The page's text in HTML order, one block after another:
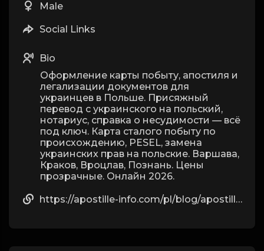
Male
Social Links
Bio
Оформление карты побыту, апостиля и
легализации документов для
украинцев в Польше. Присяжный
перевод с украинского на польский,
нотариус, справка о несудимости — всё
под ключ. Карта сталого побыту по
происхождению, PESEL, замена
украинских прав на польские. Варшава,
Краков, Вроцлав, Познань. Цены
прозрачные. Онлайн 2026.
https://apostille-info.com/pl/blog/apostille-aktu-urodzenia-polska/